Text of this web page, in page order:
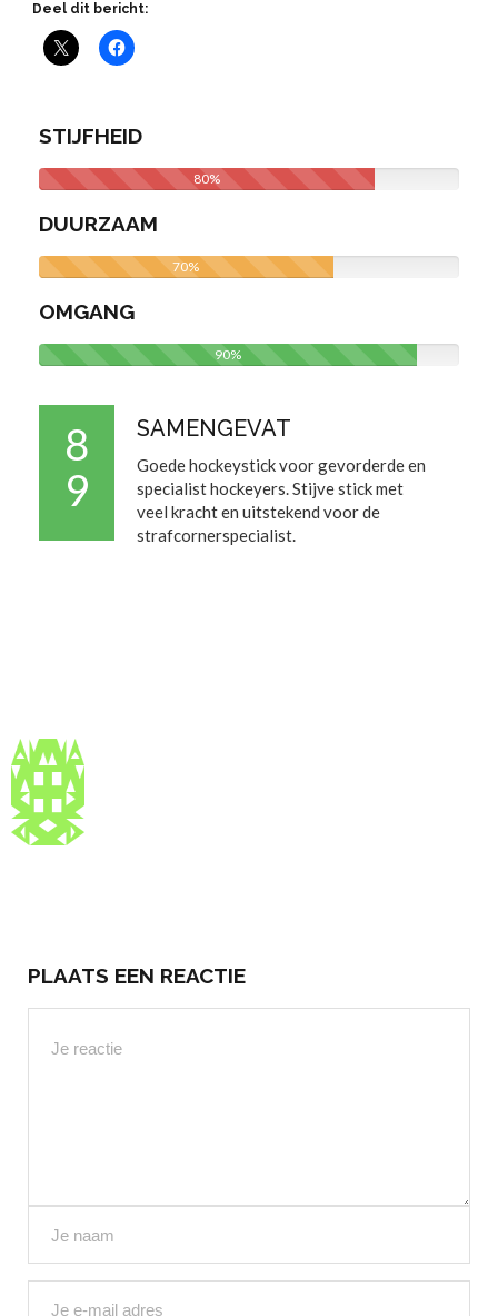
Deel dit bericht:
STIJFHEID
80%
DUURZAAM
70%
OMGANG
90%
8
9
SAMENGEVAT
Goede hockeystick voor gevorderde en
specialist hockeyers. Stijve stick met
veel kracht en uitstekend voor de
strafcornerspecialist.
PLAATS EEN REACTIE